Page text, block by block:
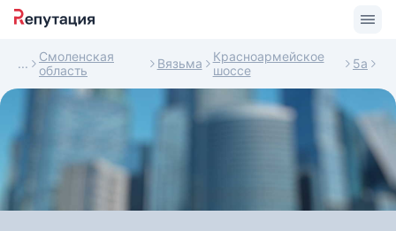
Смоленская
область
Вязьма
Красноармейское
шоссе
5а